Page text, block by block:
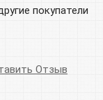
покупатели
Отзыв